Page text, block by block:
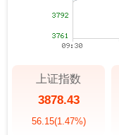
上证指数
3878.43
56.15(1.47%)